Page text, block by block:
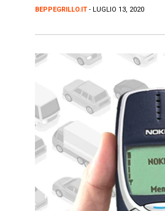
BEPPEGRILLO.IT - LUGLIO 13, 2020